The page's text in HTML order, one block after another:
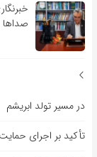
صداها
در مسیر تولد ابریشم
تأکید بر اجرای